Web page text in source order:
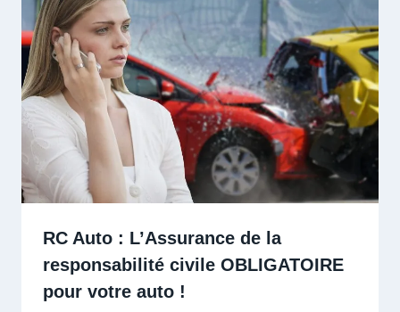
RC Auto : L’Assurance de la
responsabilité civile OBLIGATOIRE
pour votre auto !